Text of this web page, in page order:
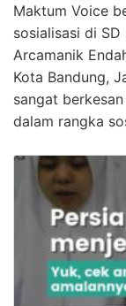
Maktum Voice
sosialisasi di
Arcamanik
Kota Bandung,
sangat
dalam rangka